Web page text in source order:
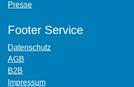
Presse
Footer Service
Datenschutz
AGB
B2B
Impressum